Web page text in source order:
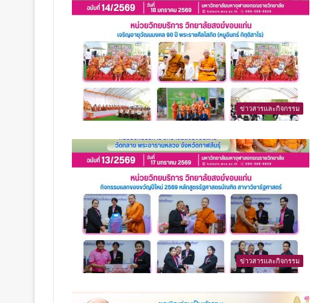
ข่าวสารและกิจกรรม
ข่าวสารและกิจกรรม